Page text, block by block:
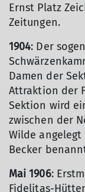
Ernst Platz
Zeitungen.
1904: Der
Damen der
Attraktion der
Sektion wird
zwischen der
Wilde angelegt
Becker
Mai 1906:
Fidelitas-